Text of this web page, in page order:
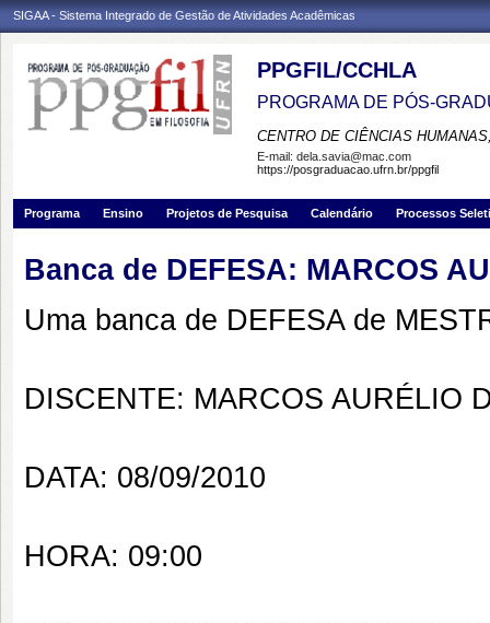
SIGAA - Sistema Integrado de Gestão de Atividades Acadêmicas
PPGFIL/CCHLA
PROGRAMA DE PÓS-
CENTRO DE CIÊNCIAS
E-mail: dela.savia@mac.com
https://posgraduacao.ufrn.br/ppgfil
Programa Ensino Projetos de Pesquisa Calendário Processos
Banca de DEFESA: MARCOS
Uma banca de DEFESA de
DISCENTE: MARCOS AURÉLIO
DATA: 08/09/2010
HORA: 09:00